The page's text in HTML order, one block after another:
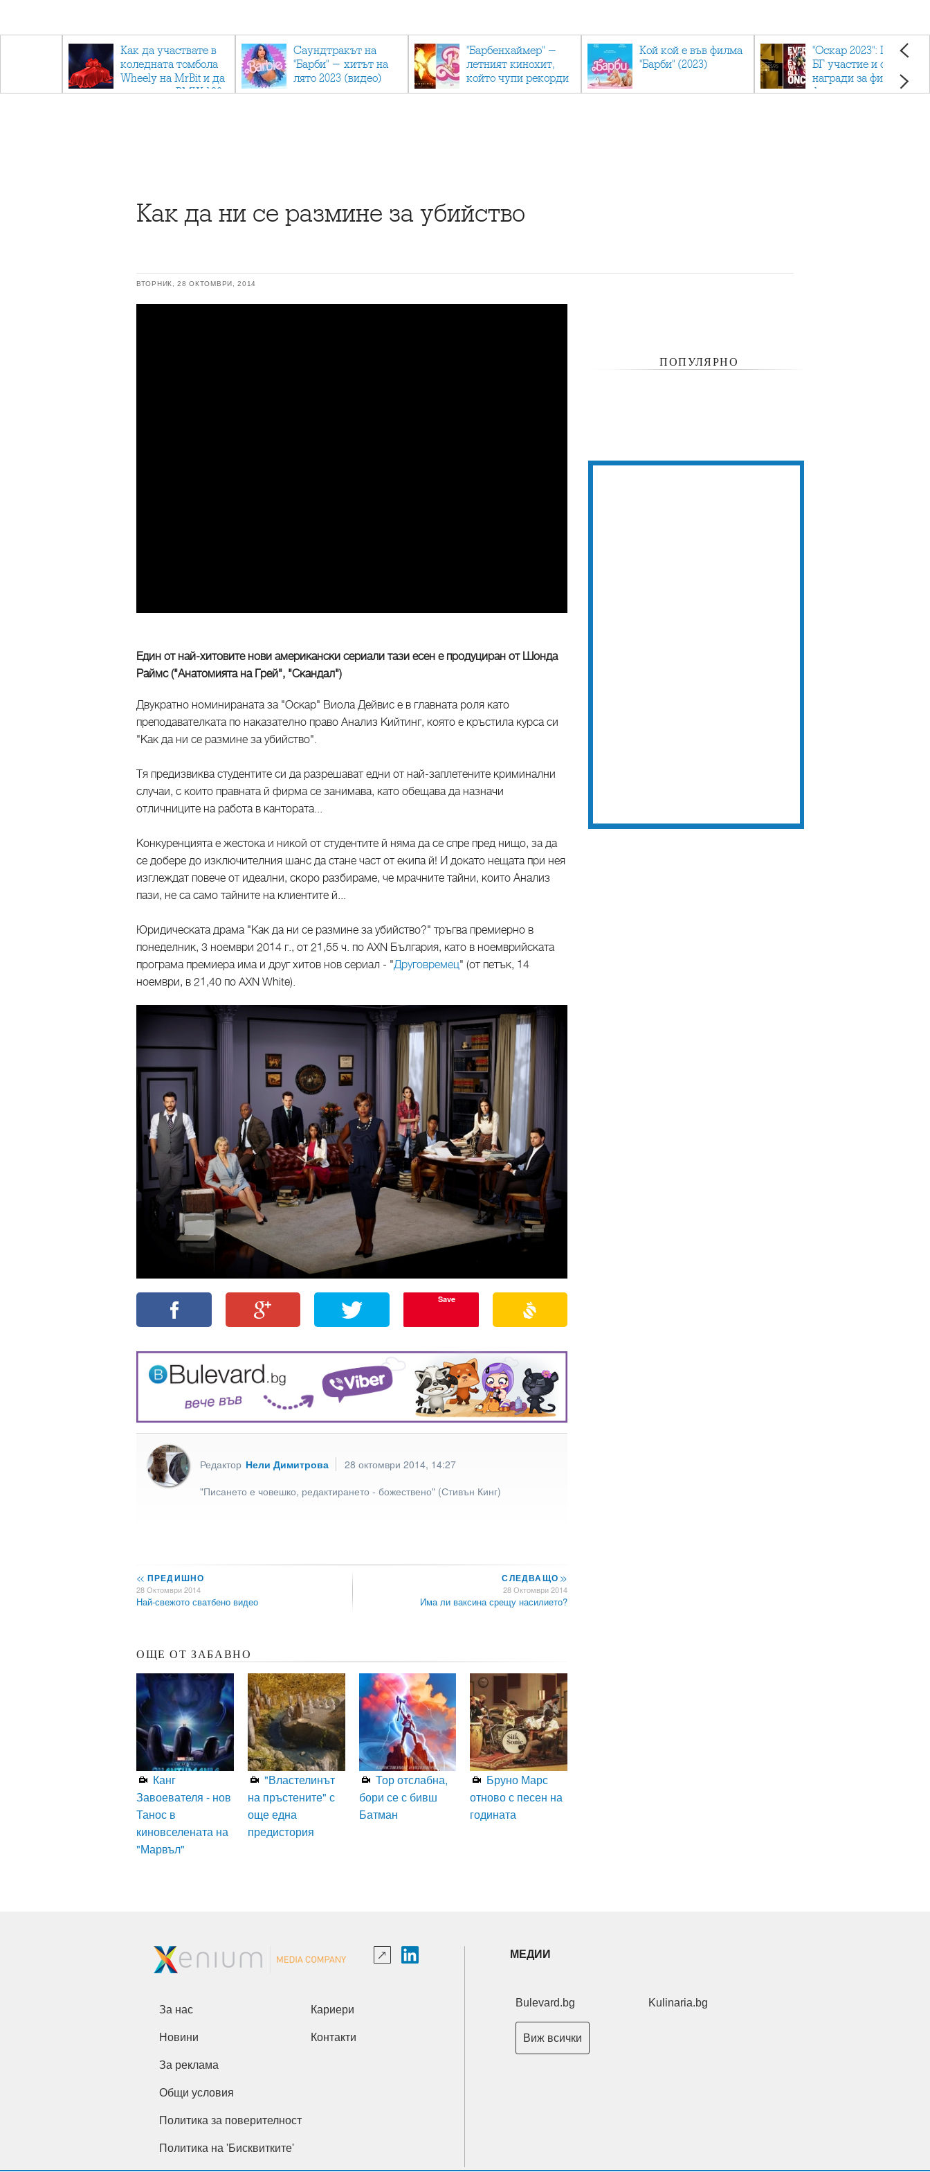
Как да участвате в
коледната томбола
Wheely на MrBit и да
спечелите BMW 120
Саундтракът на
"Барби" - хитът на
лято 2023 (видео)
"Барбенхаймер" -
летният кинохит,
който чупи рекорди
Кой кой е във филма
"Барби" (2023)
"Оскар 2023": Приз с
БГ участие и седем
награди за филма
фаворит
Как да ни се размине за убийство
ВТОРНИК, 28 ОКТОМВРИ, 2014
Един от най-хитовите нови американски сериали тази есен е продуциран от Шонда
Раймс ("Анатомията на Грей", "Скандал")
Двукратно номинираната за "Оскар" Виола Дейвис е в главната роля като
преподавателката по наказателно право Анализ Кийтинг, която е кръстила курса си
"Как да ни се размине за убийство".
Тя предизвиква студентите си да разрешават едни от най-заплетените криминални
случаи, с които правната й фирма се занимава, като обещава да назначи
отличниците на работа в кантората...
Конкуренцията е жестока и никой от студентите й няма да се спре пред нищо, за да
се добере до изключителния шанс да стане част от екипа й! И докато нещата при нея
изглеждат повече от идеални, скоро разбираме, че мрачните тайни, които Анализ
пази, не са само тайните на клиентите й...
Юридическата драма "Как да ни се размине за убийство?" тръгва премиерно в
понеделник, 3 ноември 2014 г., от 21,55 ч. по AXN България, като в ноемврийската
програма премиера има и друг хитов нов сериал - "Друговремец" (от петък, 14
ноември, в 21,40 по AXN White).
Save
Редактор Нели Димитрова
28 октомври 2014, 14:27
"Писането е човешко, редактирането - божествено" (Стивън Кинг)
<< ПРЕДИШНО
28 Октомври 2014
Най-свежото сватбено видео
СЛЕДВАЩО>>
28 Октомври 2014
Има ли ваксина срещу насилието?
ОЩЕ ОТ ЗАБАВНО
Канг
Завоевателя - нов
Танос в
киновселената на
"Марвъл"
"Властелинът
на пръстените" с
още една
предистория
Тор отслабна,
бори се с бивш
Батман
Бруно Марс
отново с песен на
годината
ПОПУЛЯРНО
За нас Кариери
Новини Контакти
За реклама
Общи условия
Политика за поверителност
Политика на 'Бисквитките'
МЕДИИ
Bulevard.bg Kulinaria.bg
Виж всички